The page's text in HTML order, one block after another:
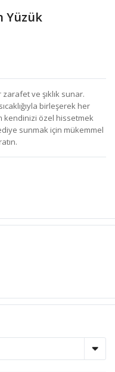
Yüzük
zarafet ve şıklık sunar.
birleşerek her
kendinizi özel hissetmek
sunmak için mükemmel